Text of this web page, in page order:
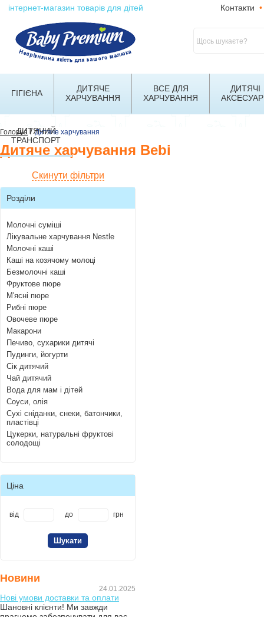
інтернет-магазин товарів для дітей Контакти •
ГІГІЄНА
ДИТЯЧЕ
ХАРЧУВАННЯ
ВСЕ ДЛЯ
ХАРЧУВАННЯ
ДИТЯЧІ
ДИТЯЧИЙ
ТРАНСПОРТ
Головна/Дитяче харчування
Дитяче харчування Bebi
Скинути фільтри
Розділи
Молочні суміші
Лікувальне харчування Nestle
Молочні каші
Каші на козячому молоці
Безмолочні каші
Фруктове пюре
М'ясні пюре
Рибні пюре
Овочеве пюре
Макарони
Печиво, сухарики дитячі
Пудинги, йогурти
Сік дитячий
Чай дитячий
Вода для мам і дітей
Соуси, олія
Сухі сніданки, снеки, батончики,
пластівці
Цукерки, натуральні фруктові
солодощі
Ціна
від до грн
Новини
24.01.2025
Нові умови доставки та оплати
Шановні клієнти! Ми завжди